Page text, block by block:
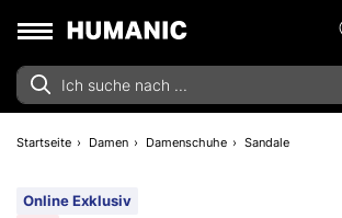
Startseite Damen Damenschuhe Sandale
Online Exklusiv